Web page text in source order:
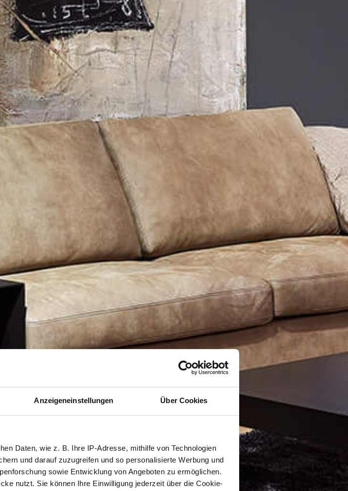
Anzeigeneinstellungen Über Cookies
Daten, wie z. B. Ihre IP-Adresse, mithilfe von Technologien
und darauf zuzugreifen und so personalisierte Werbung und
sowie Entwicklung von Angeboten zu ermöglichen.
nutzt. Sie können Ihre Einwilligung jederzeit über die Cookie-